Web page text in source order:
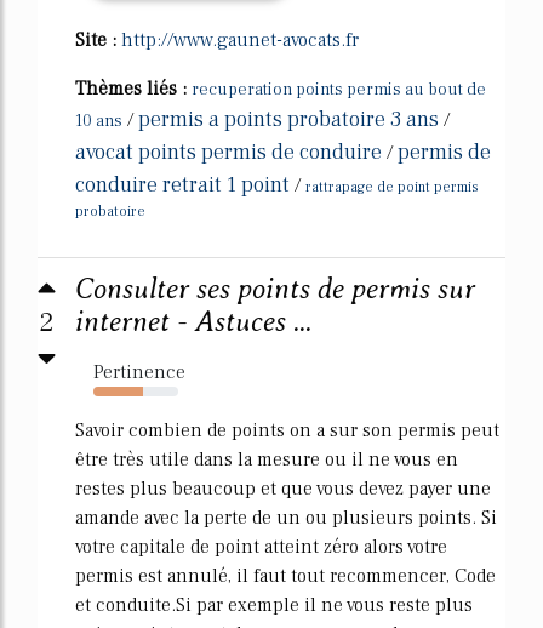
Site : http://www.gaunet-avocats.fr
Thèmes liés : recuperation points permis au bout de
10 ans /permis a points probatoire 3 ans /
avocat points permis de conduire /permis de
conduire retrait 1 point / rattrapage de point permis
probatoire
2
Consulter ses points de permis sur
internet - Astuces ...
Pertinence
59%
Savoir combien de points on a sur son permis peut
être très utile dans la mesure ou il ne vous en
restes plus beaucoup et que vous devez payer une
amande avec la perte de un ou plusieurs points. Si
votre capitale de point atteint zéro alors votre
permis est annulé, il faut tout recommencer, Code
et conduite.Si par exemple il ne vous reste plus